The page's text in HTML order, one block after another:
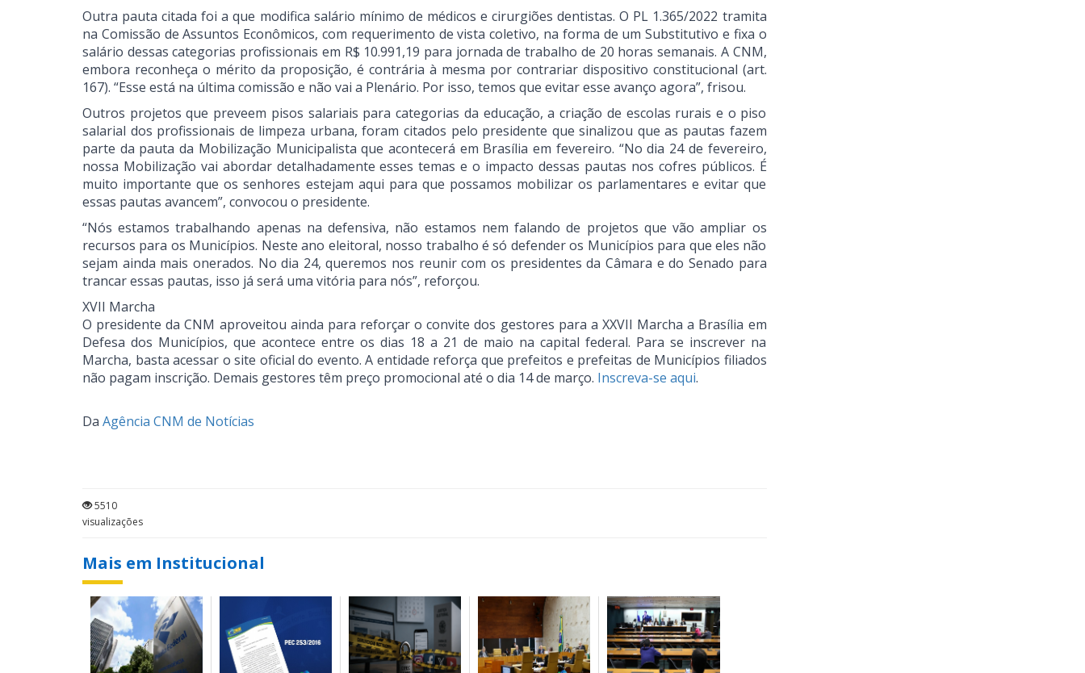
Outra pauta citada foi a que modifica salário mínimo de médicos e cirurgiões dentistas. O PL 1.365/2022 tramita
na Comissão de Assuntos Econômicos, com requerimento de vista coletivo, na forma de um Substitutivo e fixa o
salário dessas categorias profissionais em R$ 10.991,19 para jornada de trabalho de 20 horas semanais. A CNM,
embora reconheça o mérito da proposição, é contrária à mesma por contrariar dispositivo constitucional (art.
167). “Esse está na última comissão e não vai a Plenário. Por isso, temos que evitar esse avanço agora”, frisou.
Outros projetos que preveem pisos salariais para categorias da educação, a criação de escolas rurais e o piso
salarial dos profissionais de limpeza urbana, foram citados pelo presidente que sinalizou que as pautas fazem
parte da pauta da Mobilização Municipalista que acontecerá em Brasília em fevereiro. “No dia 24 de fevereiro,
nossa Mobilização vai abordar detalhadamente esses temas e o impacto dessas pautas nos cofres públicos. É
muito importante que os senhores estejam aqui para que possamos mobilizar os parlamentares e evitar que
essas pautas avancem”, convocou o presidente.
“Nós estamos trabalhando apenas na defensiva, não estamos nem falando de projetos que vão ampliar os
recursos para os Municípios. Neste ano eleitoral, nosso trabalho é só defender os Municípios para que eles não
sejam ainda mais onerados. No dia 24, queremos nos reunir com os presidentes da Câmara e do Senado para
trancar essas pautas, isso já será uma vitória para nós”, reforçou.
XVII Marcha
O presidente da CNM aproveitou ainda para reforçar o convite dos gestores para a XXVII Marcha a Brasília em
Defesa dos Municípios, que acontece entre os dias 18 a 21 de maio na capital federal. Para se inscrever na
Marcha, basta acessar o site oficial do evento. A entidade reforça que prefeitos e prefeitas de Municípios filiados
não pagam inscrição. Demais gestores têm preço promocional até o dia 14 de março. Inscreva-se aqui.
Da Agência CNM de Notícias
5510
visualizações
Mais em Institucional